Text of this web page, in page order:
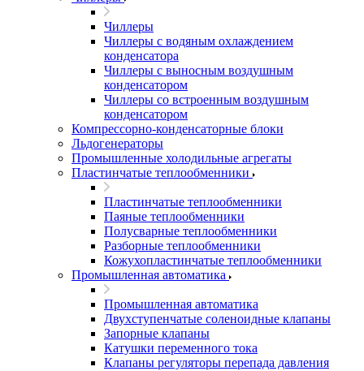
Чиллеры
Чиллеры с водяным охлаждением
конденсатора
Чиллеры с выносным воздушным
конденсатором
Чиллеры со встроенным воздушным
конденсатором
Компрессорно-конденсаторные блоки
Льдогенераторы
Промышленные холодильные агрегаты
Пластинчатые теплообменники
Пластинчатые теплообменники
Паяные теплообменники
Полусварные теплообменники
Разборные теплообменники
Кожухопластинчатые теплообменники
Промышленная автоматика
Промышленная автоматика
Двухступенчатые соленоидные клапаны
Запорные клапаны
Катушки переменного тока
Клапаны регуляторы перепада давления